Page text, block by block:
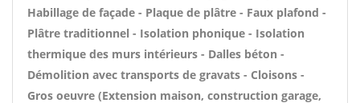
Habillage de façade - Plaque de plâtre - Faux plafond -
Plâtre traditionnel - Isolation phonique - Isolation
thermique des murs intérieurs - Dalles béton -
Démolition avec transports de gravats - Cloisons -
Gros oeuvre (Extension maison, construction garage,